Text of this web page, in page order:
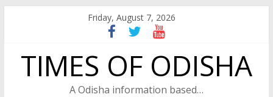
Friday, August 7, 2026
TIMES OF ODISHA
A Odisha information based…